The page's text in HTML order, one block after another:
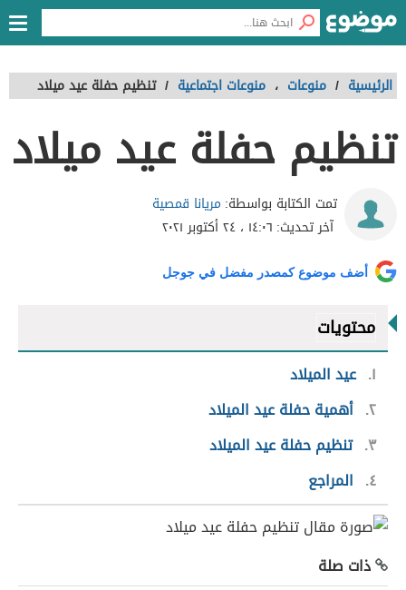
الرئيسية / منوعات ، منوعات اجتماعية / تنظيم حفلة عيد ميلاد
تنظيم حفلة عيد ميلاد
تمت الكتابة بواسطة: مريانا قمصية
آخر تحديث: ١٤:٠٦ ، ٢٤ أكتوبر ٢٠٢١
أضف موضوع كمصدر مفضل في جوجل
محتويات
١ عيد الميلاد
٢ أهمية حفلة عيد الميلاد
٣ تنظيم حفلة عيد الميلاد
٤
المراجع
ذات صلة